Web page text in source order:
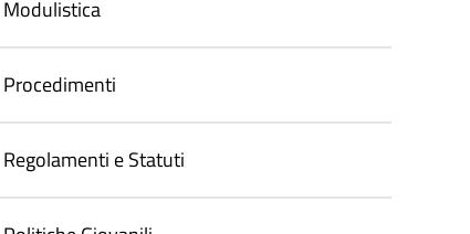
Modulistica
Procedimenti
Regolamenti e Statuti